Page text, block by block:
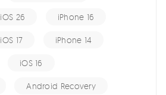
iOS 26 iPhone 16
iOS 17 iPhone 14
iOS 16
Android Recovery